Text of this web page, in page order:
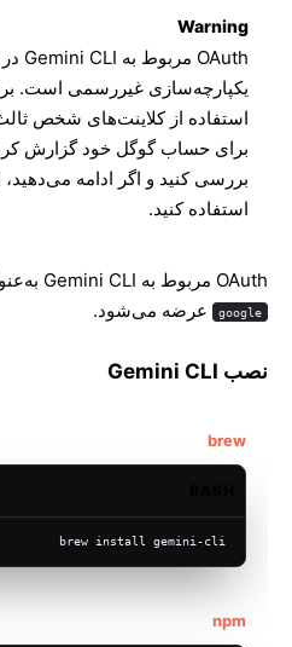
Warning
یکپارچه‌سازی غیررسمی است.
استفاده از کلاینت‌های شخص
برای حساب گوگل خود گزارش
بررسی کنید و اگر ادامه
استفاده کنید.
OAuth مربوط به Gemini CLI به‌عنوان بخشی از Plugin همراه
google عرضه می‌شود.
نصب Gemini CLI
brew
brew install gemini-cli
npm